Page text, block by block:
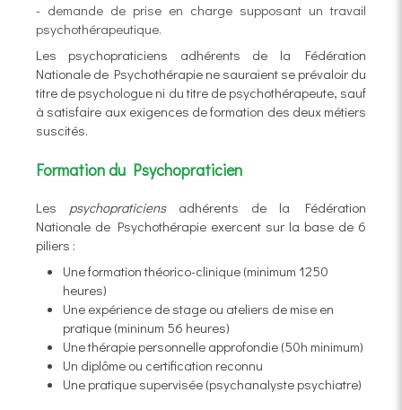
- demande de prise en charge supposant un travail
psychothérapeutique.
Les psychopraticiens adhérents de la Fédération
Nationale de Psychothérapie ne sauraient se prévaloir du
titre de psychologue ni du titre de psychothérapeute, sauf
à satisfaire aux exigences de formation des deux métiers
suscités.
Formation du Psychopraticien
Les psychopraticiensadhérents de la Fédération
Nationale de Psychothérapie exercent sur la base de 6
piliers :
Une formation théorico-clinique (minimum 1250
heures)
Une expérience de stage ou ateliers de mise en
pratique (mininum 56 heures)
Une thérapie personnelle approfondie (50h minimum)
Un diplôme ou certification reconnu
Une pratique supervisée (psychanalyste psychiatre)